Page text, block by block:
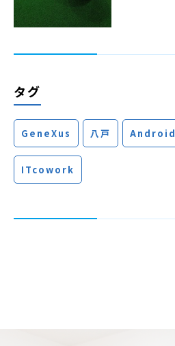
タグ
GeneXus 八戸 Android
ITcowork